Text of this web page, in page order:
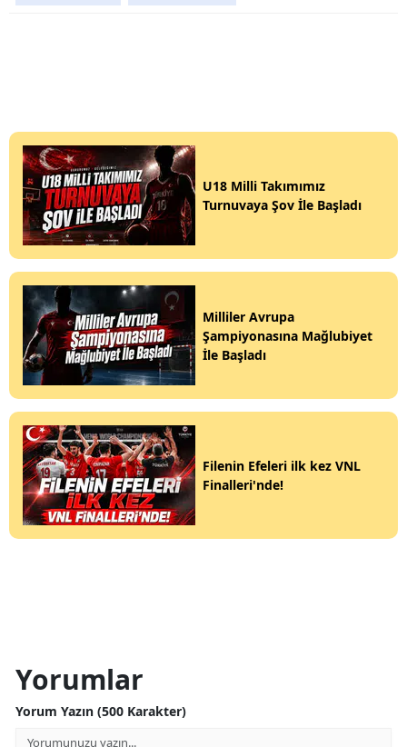
U18 Milli Takımımız
Turnuvaya Şov İle Başladı
Milliler Avrupa
Şampiyonasına Mağlubiyet
İle Başladı
Filenin Efeleri ilk kez VNL
Finalleri'nde!
Yorumlar
Yorum Yazın (500 Karakter)